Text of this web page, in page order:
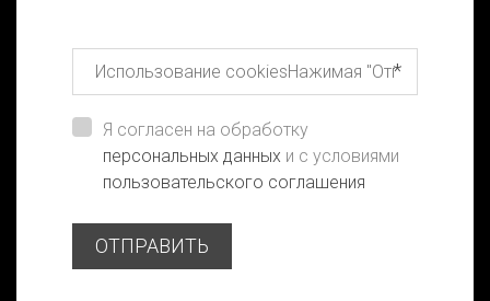
*
Я согласен на обработку
персональных данных и с условиями
пользовательского соглашения
ОТПРАВИТЬ